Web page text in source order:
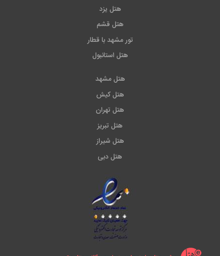
هتل یزد
هتل قشم
تور مشهد با قطار
هتل استانبول
هتل مشهد
هتل کیش
هتل تهران
هتل تبریز
هتل شیراز
هتل دبی